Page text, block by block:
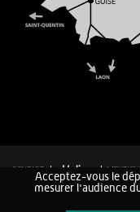
CONTACT
PLAN DU SITE
Acceptez-vous le
mesurer l'audience